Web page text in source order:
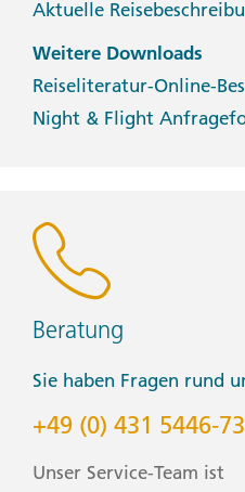
Aktuelle
Weitere Downloads
Reiseliteratur-Online-
Night & Flight
Beratung
Sie haben Fragen rund
+49 (0) 431 5446-
Unser Service-Team ist